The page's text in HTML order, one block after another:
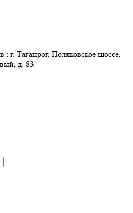
г. Таганрог, Поляковское шоссе,
д. 83